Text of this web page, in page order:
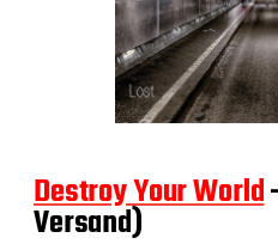
Destroy Your World
Versand)